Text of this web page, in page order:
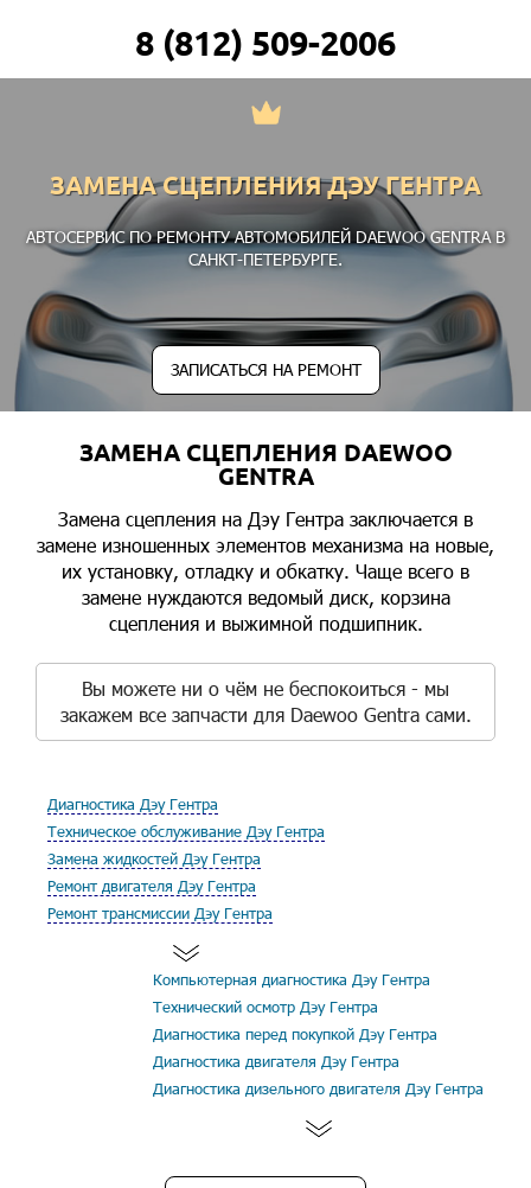
8 (812) 509-2006
ЗАМЕНА СЦЕПЛЕНИЯ ДЭУ ГЕНТРА
АВТОСЕРВИС ПО РЕМОНТУ АВТОМОБИЛЕЙ DAEWOO GENTRA В
САНКТ-ПЕТЕРБУРГЕ.
ЗАПИСАТЬСЯ НА РЕМОНТ
ЗАМЕНА СЦЕПЛЕНИЯ DAEWOO
GENTRA
Замена сцепления на Дэу Гентра заключается в
замене изношенных элементов механизма на новые,
их установку, отладку и обкатку. Чаще всего в
замене нуждаются ведомый диск, корзина
сцепления и выжимной подшипник.
Вы можете ни о чём не беспокоиться - мы
закажем все запчасти для Daewoo Gentra сами.
Диагностика Дэу Гентра
Техническое обслуживание Дэу Гентра
Замена жидкостей Дэу Гентра
Ремонт двигателя Дэу Гентра
Ремонт трансмиссии Дэу Гентра
Компьютерная диагностика Дэу Гентра
Технический осмотр Дэу Гентра
Диагностика перед покупкой Дэу Гентра
Диагностика двигателя Дэу Гентра
Диагностика дизельного двигателя Дэу Гентра